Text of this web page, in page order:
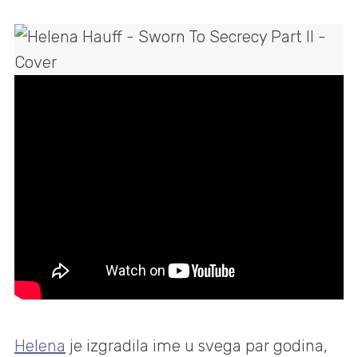
Helena je izgradila ime u svega par godina,